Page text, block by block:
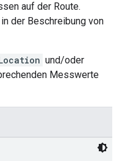
auf der Route.
der Beschreibung von
und/oder
Messwerte